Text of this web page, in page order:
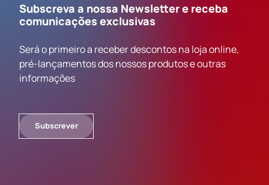
Subscreva a nossa Newsletter e receba
comunicações exclusivas
Será o primeiro a receber descontos na loja online,
pré-lançamentos dos nossos produtos e outras
informações
Subscrever